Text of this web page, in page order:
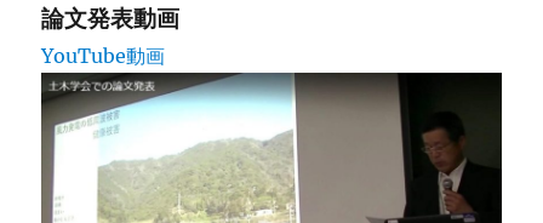
送
り
論文発表動画
YouTube動画